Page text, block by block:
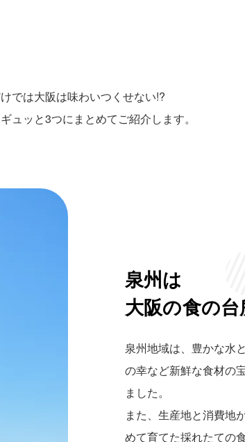
では大阪は味わいつくせない!?
ュッと3つにまとめてご紹介します。
泉州は
大阪の食の台
泉州地域は、豊かな水
の幸など新鮮な食材の
ました。
また、生産地と消費地
めて育てた採れたての